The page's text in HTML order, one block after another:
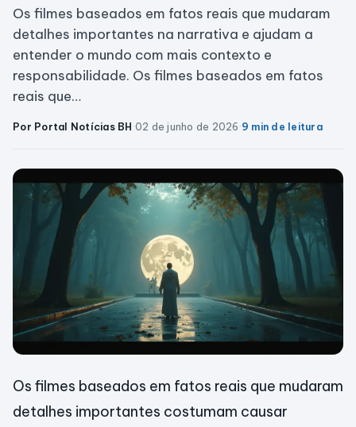
Os filmes baseados em fatos reais que mudaram
detalhes importantes na narrativa e ajudam a
entender o mundo com mais contexto e
responsabilidade. Os filmes baseados em fatos
reais que…
Por Portal Notícias BH·02 de junho de 2026·9 min de leitura
Os filmes baseados em fatos reais que mudaram
detalhes importantes costumam causar